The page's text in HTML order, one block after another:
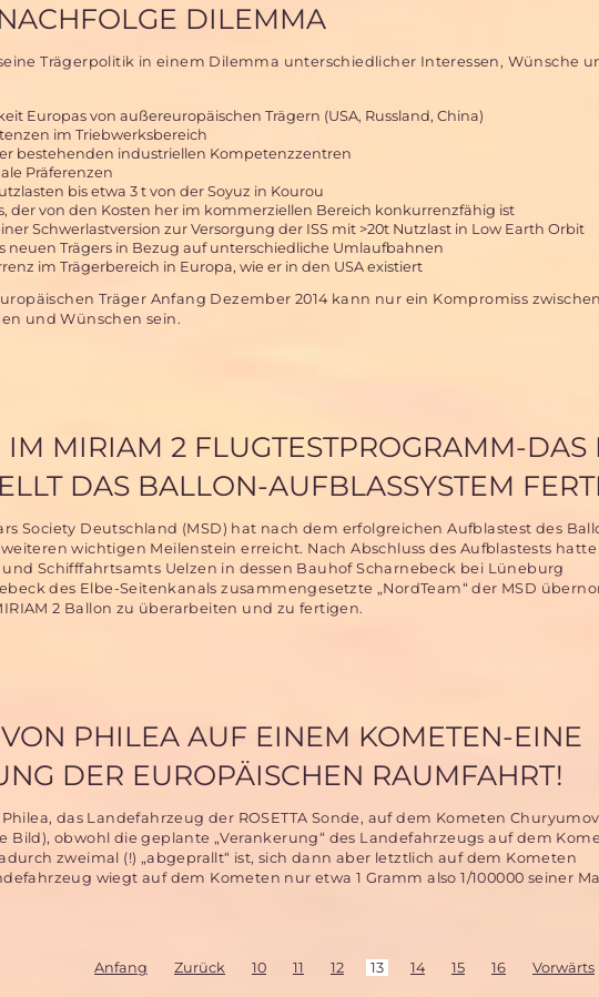
DILEMMA
Trägerpolitik in einem Dilemma unterschiedlicher Interessen, Wünsche
Europas von außereuropäischen Trägern (USA, Russland, China)
im Triebwerksbereich
bestehenden industriellen Kompetenzzentren
Präferenzen
bis etwa 3 t von der Soyuz in Kourou
der von den Kosten her im kommerziellen Bereich konkurrenzfähig ist
Schwerlastversion zur Versorgung der ISS mit >20t Nutzlast in Low Earth Orbit
neuen Trägers in Bezug auf unterschiedliche Umlaufbahnen
im Trägerbereich in Europa, wie er in den USA existiert
Träger Anfang Dezember 2014 kann nur ein Kompromiss
und Wünschen sein.
IM MIRIAM 2 FLUGTESTPROGRAMM-DAS
DAS BALLON-AUFBLASSYSTEM
Society Deutschland (MSD) hat nach dem erfolgreichen Aufblastest des
wichtigen Meilenstein erreicht. Nach Abschluss des Aufblastests hatte
Schifffahrtsamts Uelzen in dessen Bauhof Scharnebeck bei Lüneburg
des Elbe-Seitenkanals zusammengesetzte „NordTeam“ der MSD
2 Ballon zu überarbeiten und zu fertigen.
PHILEA AUF EINEM KOMETEN-EINE
DER EUROPÄISCHEN RAUMFAHRT!
das Landefahrzeug der ROSETTA Sonde, auf dem Kometen
Bild), obwohl die geplante „Verankerung“ des Landefahrzeugs auf dem
zweimal (!) „abgeprallt“ ist, sich dann aber letztlich auf dem Kometen
wiegt auf dem Kometen nur etwa 1 Gramm also 1/100000 seiner
Anfang Zurück 10 11 12 13 14 15 16 Vorwärts